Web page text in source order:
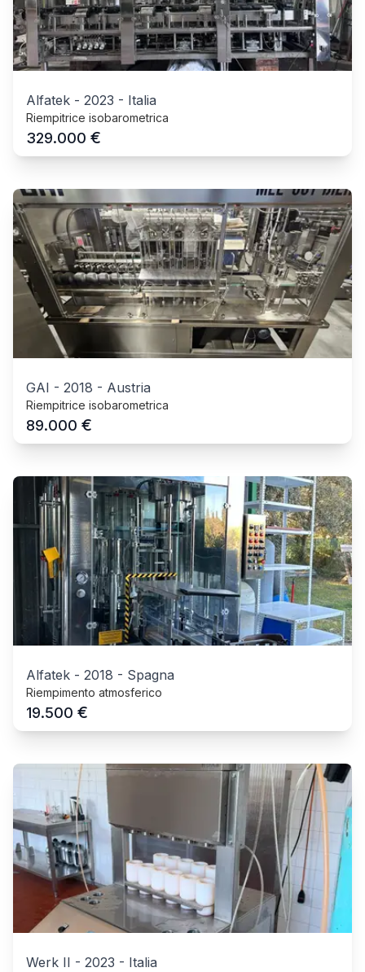
Alfatek - 2023 - Italia
Riempitrice isobarometrica
329.000 €
GAI - 2018 - Austria
Riempitrice isobarometrica
89.000 €
Alfatek - 2018 - Spagna
Riempimento atmosferico
19.500 €
Werk II - 2023 - Italia